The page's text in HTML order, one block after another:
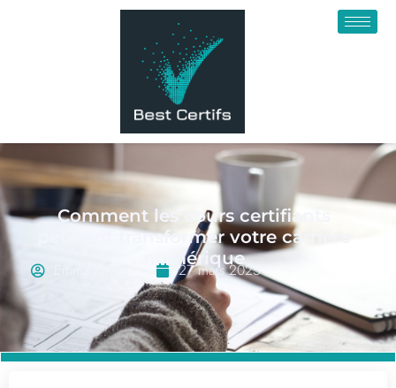
Comment les cours certifiants
peuvent transformer votre carrière
numérique
27 mars 2025